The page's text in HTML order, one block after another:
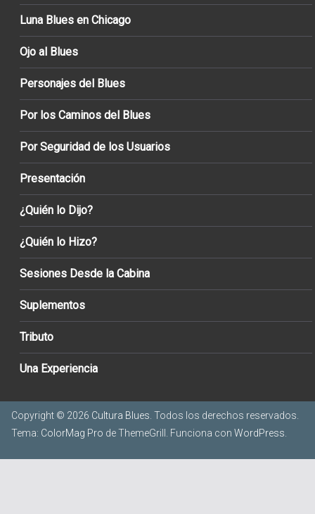
Luna Blues en Chicago
Ojo al Blues
Personajes del Blues
Por los Caminos del Blues
Por Seguridad de los Usuarios
Presentación
¿Quién lo Dijo?
¿Quién lo Hizo?
Sesiones Desde la Cabina
Suplementos
Tributo
Una Experiencia
Copyright © 2026 Cultura Blues. Todos los derechos reservados.
Tema: ColorMag Pro de ThemeGrill. Funciona con WordPress.